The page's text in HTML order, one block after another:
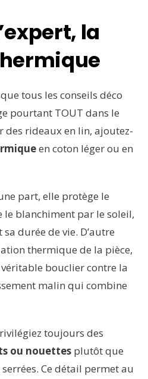
la
tous les conseils déco
pourtant TOUT dans le
des rideaux en lin, ajoutez-
en coton léger ou en
part, elle protège le
blanchiment par le soleil,
durée de vie. D’autre
thermique de la pièce,
bouclier contre la
malin qui combine
toujours des
ou nouettes plutôt que
Ce détail permet au